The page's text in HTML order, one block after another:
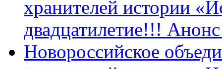
хранителей истории
двадцатилетие!!!
Новороссийское